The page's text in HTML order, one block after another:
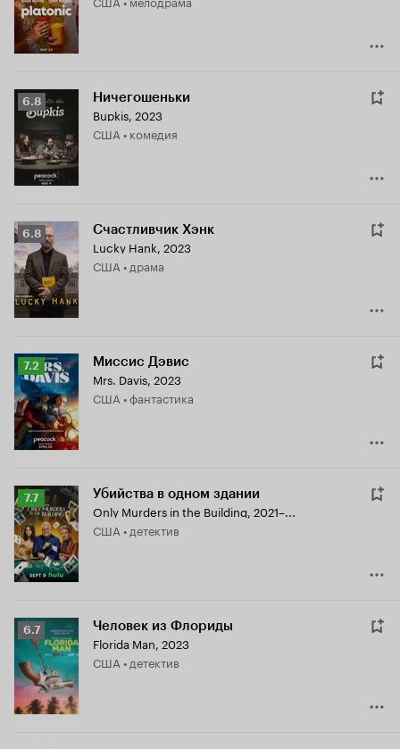
7.4
Рейтинг
Кинопоиска
6.8
6.8 Ничегошеньки
Bupkis, 2023
США • комедия
Рейтинг
Кинопоиска
6.8
6.8 Счастливчик Хэнк
Lucky Hank, 2023
США • драма
Рейтинг
Кинопоиска
7.2
7.2 Миссис Дэвис
Mrs. Davis, 2023
США • фантастика
Рейтинг
Кинопоиска
7.7
7.7 Убийства в одном здании
Only Murders in the Building, 2021–...
США • детектив
Рейтинг
Кинопоиска
6.7
6.7 Человек из Флориды
Florida Man, 2023
США • детектив